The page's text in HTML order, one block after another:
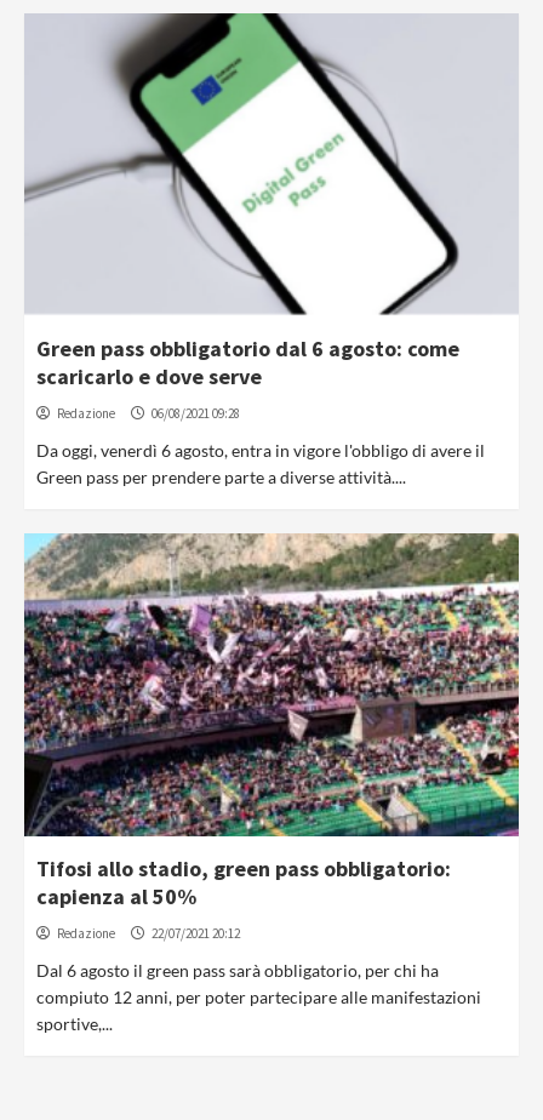
Green pass obbligatorio dal 6 agosto: come
scaricarlo e dove serve
Redazione 06/08/2021 09:28
Da oggi, venerdì 6 agosto, entra in vigore l'obbligo di avere il
Green pass per prendere parte a diverse attività....
Tifosi allo stadio, green pass obbligatorio:
capienza al 50%
Redazione 22/07/2021 20:12
Dal 6 agosto il green pass sarà obbligatorio, per chi ha
compiuto 12 anni, per poter partecipare alle manifestazioni
sportive,...